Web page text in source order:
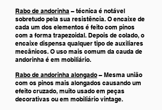
Rabo de andorinha – técnica é notável
sobretudo pela sua resistência. O encaixe de
cada um dos elementos é feito com pinos
com a forma trapezoidal. Depois de colado, o
encaixe dispensa qualquer tipo de auxiliares
mecânicos. O uso mais comum da cauda de
andorinha é em mobiliário.
Rabo de andorinha alongado – Mesma união
com os pinos mais alongados causando um
efeito cruzado, muito usado em peças
decorativas ou em mobiliário vintage.